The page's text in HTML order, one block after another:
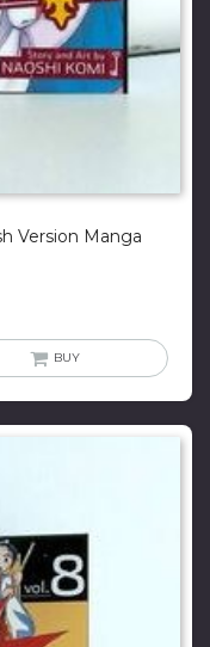
Version Manga
BUY